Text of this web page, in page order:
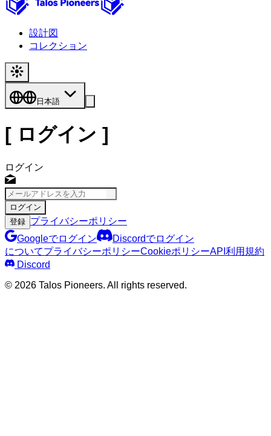
設計図
コレクション
日本語
[ ログイン ]
ログイン
ログイン
登録 プライバシーポリシー
Googleでログイン
Discordでログイン
についてプライバシーポリシーCookieポリシーAPI利用規約
Discord
© 2026 Talos Pioneers. All rights reserved.